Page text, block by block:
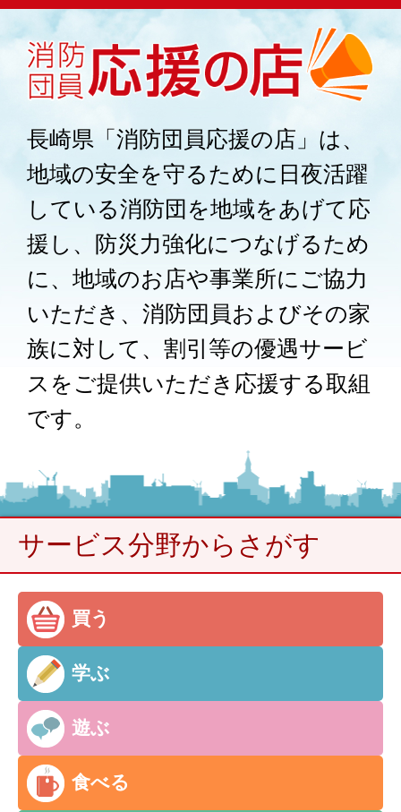
長崎県「消防団員応援の店」は、
地域の安全を守るために日夜活躍
している消防団を地域をあげて応
援し、防災力強化につなげるため
に、地域のお店や事業所にご協力
いただき、消防団員およびその家
族に対して、割引等の優遇サービ
スをご提供いただき応援する取組
です。
サービス分野からさがす
買う
学ぶ
遊ぶ
食べる